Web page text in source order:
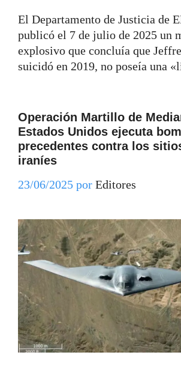
El Departamento de Justicia de
publicó el 7 de julio de 2025 un
explosivo que concluía que
suicidó en 2019, no poseía una
Operación Martillo de
Estados Unidos ejecuta
precedentes contra los
iraníes
23/06/2025 por Editores